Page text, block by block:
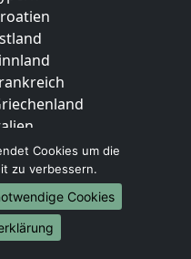
Cookies um die
zu verbessern.
Cookies